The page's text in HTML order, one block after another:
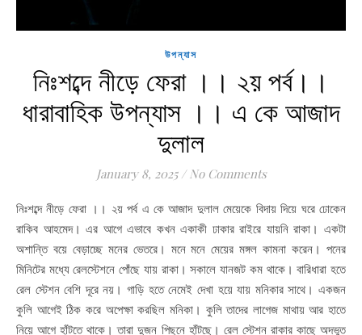
উপন্যাস
নিঃশব্দে নীড়ে ফেরা ।। ২য় পর্ব।।
ধারাবাহিক উপন্যাস ।। এ কে আজাদ
দুলাল
January 8, 2025 / No Comments
নিঃশব্দে নীড়ে ফেরা ।। ২য় পর্ব এ কে আজাদ দুলাল মেয়েকে বিদায় দিয়ে ঘরে ঢোকেন
রাকিব আহমেদ। এর আগে এভাবে কখন একাকী ঢাকার রাইরে যায়নি রাকা। একটা
অশান্তি বয়ে বেড়াচ্ছে মনের ভেতরে। মনে মনে মেয়ের মঙ্গল কামনা করেন। পনের
মিনিটের মধ্যে রেলস্টেশনে পোঁছে যায় রাকা। সকালে যানজট কম থাকে। বারিধারা হতে
রেল স্টেশন বেশি দূরে নয়। গাড়ি হতে নেমেই দেখা হয়ে যায় মনিকার সাথে। একজন
কুলি আগেই ঠিক করে অপেক্ষা করছিল মনিকা। কুলি তাদের লাগেজ মাথায় আর হাতে
নিয়ে আগে হাঁটতে থাকে। তারা দুজন পিছনে হাঁটছে। রেল স্টেশন রাকার কাছে অদ্ভুত